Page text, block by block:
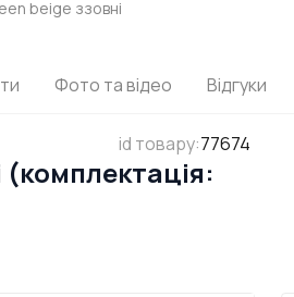
beige ззовні
Фото та відео Відгуки
id товару:77674
(комплектація: